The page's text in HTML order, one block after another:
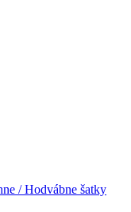
/ Hodvábne šatky